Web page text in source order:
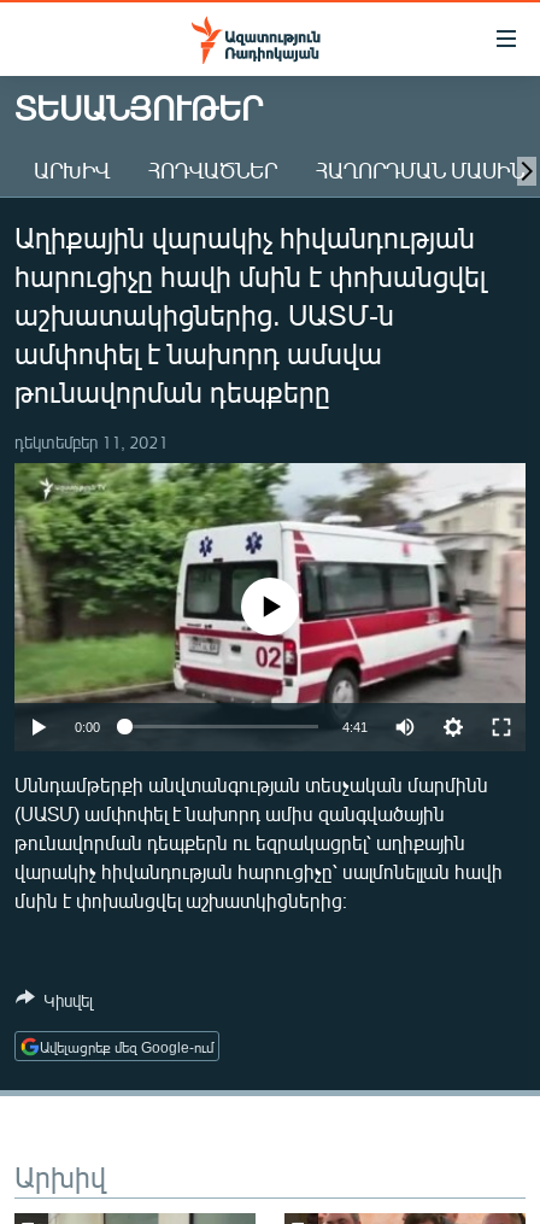
Մատչելիության
Անցնել
հիմնական
Անցնել
հիմնական
մենյուին
Որոնում
ԱԶԱՏՈՒԹՅՈՒՆ TV
ՀԱՅԱՍՏԱՆ
ԸՆՏՐՈՒԹՅՈՒՆՆԵՐ 2026
ԻՐԱՎՈՒՆՔ
ՀԱՍԱՐԱԿՈՒԹՅՈՒՆ
ՏՆՏԵՍՈՒԹՅՈՒՆ
ՊԱՏԵՐԱԶՄԻ 6 ՇԱԲԱԹՆԵՐԸ
ՏԱՐԱԾԱՇՐՋԱՆ
ՄԻՋԱԶԳԱՅԻՆ
ՄՇԱԿՈՒՅԹ
ՍՊՈՐՏ
ՄԵԿՆԱԲԱՆՈՒԹՅՈՒՆ
ՏՏ ԵՒ ԻՆՏԵՐՆԵՏ
ԿՈՐՈՆԱՎԻՐՈՒՍ
ԱՐԽԻՎ
ՏԵՍԱՆՅՈՒԹԵՐ
ԲԱՆԱՎԵՃ
ՓՈԴՔԱՍԹ
Հայերեն
English
ՀԵՏԵՎԵՔ ՄԵԶ
ՏԵՍԱՆՅՈՒԹԵՐ
ԱՐԽԻՎ ՀՈԴՎԱԾՆԵՐ ՀԱՂՈՐԴՄԱՆ ՄԱՍԻՆ
Աղիքային վարակիչ հիվանդության
հարուցիչը հավի մսին է փոխանցվել
աշխատակիցներից. ՍԱՏՄ-ն
ամփոփել է նախորդ ամսվա
թունավորման դեպքերը
դեկտեմբեր 11, 2021
No media source currently available
0:00 4:41
Սննդամթերքի անվտանգության տեսչական մարմինն
(ՍԱՏՄ) ամփոփել է նախորդ ամիս զանգվածային
թունավորման դեպքերն ու եզրակացրել՝ աղիքային
վարակիչ հիվանդության հարուցիչը՝ սալմոնելլան հավի
մսին է փոխանցվել աշխատկիցներից։
Կիսվել
Ավելացրեք մեզ Google-ում
Արխիվ